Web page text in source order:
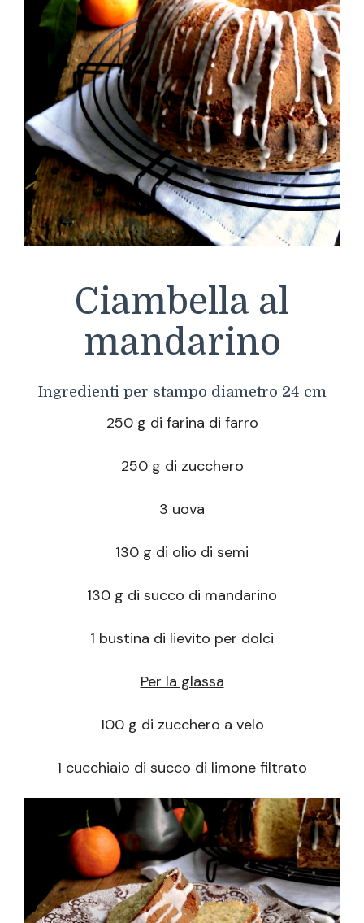
Ciambella al
mandarino
Ingredienti per stampo diametro 24 cm
250 g di farina di farro
250 g di zucchero
3 uova
130 g di olio di semi
130 g di succo di mandarino
1 bustina di lievito per dolci
Per la glassa
100 g di zucchero a velo
1 cucchiaio di succo di limone filtrato